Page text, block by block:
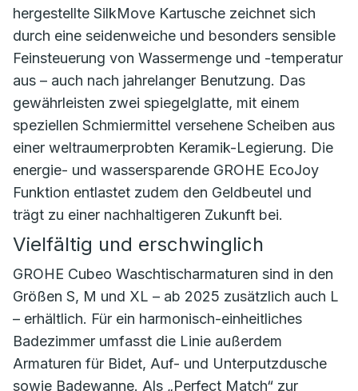
hergestellte SilkMove Kartusche zeichnet sich
durch eine seidenweiche und besonders sensible
Feinsteuerung von Wassermenge und -temperatur
aus – auch nach jahrelanger Benutzung. Das
gewährleisten zwei spiegelglatte, mit einem
speziellen Schmiermittel versehene Scheiben aus
einer weltraumerprobten Keramik-Legierung. Die
energie- und wassersparende GROHE EcoJoy
Funktion entlastet zudem den Geldbeutel und
trägt zu einer nachhaltigeren Zukunft bei.
Vielfältig und erschwinglich
GROHE Cubeo Waschtischarmaturen sind in den
Größen S, M und XL – ab 2025 zusätzlich auch L
– erhältlich. Für ein harmonisch-einheitliches
Badezimmer umfasst die Linie außerdem
Armaturen für Bidet, Auf- und Unterputzdusche
sowie Badewanne. Als „Perfect Match“ zur